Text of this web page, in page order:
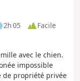
2h 05
Facile
avec le chien.
impossible
de propriété privée